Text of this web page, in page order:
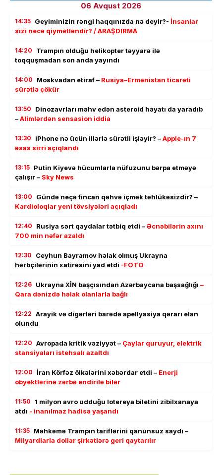
06 Avqust 2026
14:35 Geyiminizin rəngi haqqınızda nə deyir?- İnsanlar
sizi necə qiymətləndir? / ARAŞDIRMA
14:20
Trampın olduğu helikopter təyyarə ilə
toqquşmadan son anda yayındı
14:00 Moskvadan etiraf – Rusiya–Ermənistan ticarəti
sürətlə çökür
13:50
Dinozavrları məhv edən asteroid həyatı da yaradıb
–Alimlərdən sensasion iddia
13:30 iPhone nə üçün illərlə sürətli işləyir? –Apple-ın 7
əsas sirri açıqlandı
13:15 Putin Kiyevə hücumlarla nüfuzunu bərpa etməyə
çalışır – Sky News
13:00
Gündə neçə fincan qəhvə içmək təhlükəsizdir? –
Kardioloqlar yeni tövsiyələri açıqladı
12:40 Rusiya sərt qaydalar tətbiq etdi –Əcnəbilərin axını
700 min nəfər azaldı
12:30
Ceyhun Bayramov həlak olmuş Ukrayna
hərbçilərinin xatirəsini yad etdi -FOTO
12:26 Ukrayna XİN başçısından Azərbaycana başsağlığı –
Qara dənizdə həlak olanlarla bağlı
12:22 Arayik və digərləri barədə apellyasiya qərarı elan
olundu
12:20 Avropada kritik vəziyyət – Çaylar quruyur, elektrik
stansiyaları istehsalı azaltdı
12:00 İran Körfəz ölkələrini xəbərdar etdi – Enerji
obyektlərinə zərbə endirilə bilər
11:50
1 milyon avro udduğu lotereya biletini zibilxanaya
atdı - inanılmaz hadisə yaşandı
11:35 Məhkəmə Trampın tariflərini qanunsuz saydı –
Milyardlarla dollar şirkətlərə geri qaytarılır